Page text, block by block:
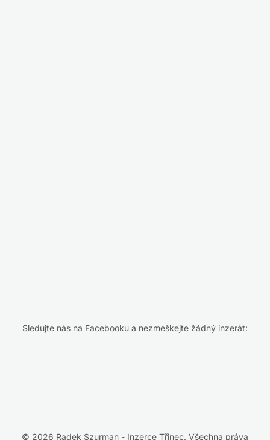
Sledujte nás na Facebooku a nezmeškejte žádný inzerát:
© 2026 Radek Szurman - Inzerce Třinec. Všechna práva